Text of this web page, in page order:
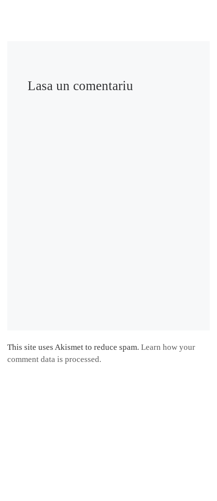
Lasa un comentariu
This site uses Akismet to reduce spam. Learn how your
comment data is processed.